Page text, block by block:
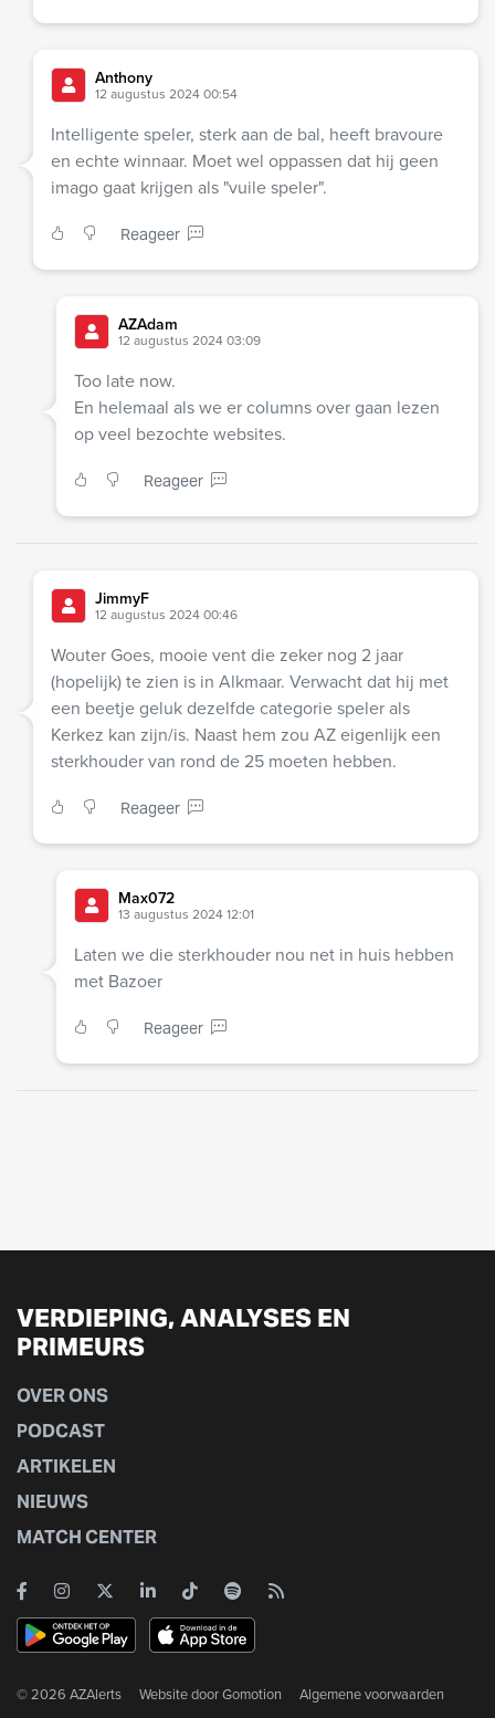
Anthony
12 augustus 2024 00:54
Intelligente speler, sterk aan de bal, heeft bravoure
en echte winnaar. Moet wel oppassen dat hij geen
imago gaat krijgen als "vuile speler".
Reageer
AZAdam
12 augustus 2024 03:09
Too late now.
En helemaal als we er columns over gaan lezen
op veel bezochte websites.
Reageer
JimmyF
12 augustus 2024 00:46
Wouter Goes, mooie vent die zeker nog 2 jaar
(hopelijk) te zien is in Alkmaar. Verwacht dat hij met
een beetje geluk dezelfde categorie speler als
Kerkez kan zijn/is. Naast hem zou AZ eigenlijk een
sterkhouder van rond de 25 moeten hebben.
Reageer
Max072
13 augustus 2024 12:01
Laten we die sterkhouder nou net in huis hebben
met Bazoer
Reageer
VERDIEPING, ANALYSES EN
PRIMEURS
OVER ONS
PODCAST
ARTIKELEN
NIEUWS
MATCH CENTER
© 2026 AZAlerts Website doorGomotion
Algemene voorwaarden